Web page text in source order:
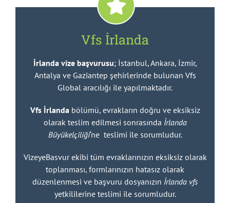
Vfs İrlanda
İrlanda vize başvurusu; İstanbul, Ankara, İzmir,
Antalya ve Gaziantep şehirlerinde bulunan Vfs
Global aracılığı ile yapılmaktadır.
Vfs İrlanda bölümü, evrakların doğru ve eksiksiz
olarak teslim edilmesi sonrasında İrlanda
Büyükelçiliği‘ne teslimi ile sorumludur.
VizeyeBasvur ekibi tüm evraklarınızın eksiksiz olarak
toplanması, formlarınızın hatasız olarak
düzenlenmesi ve başvuru dosyanızın İrlanda vfs
yetkililerine teslimi ile sorumludur.